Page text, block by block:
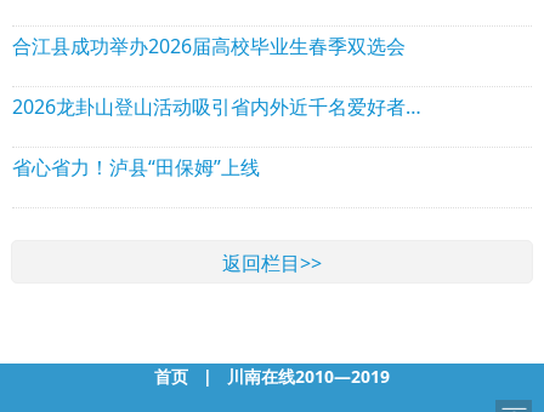
合江县成功举办2026届高校毕业生春季双选会
2026龙卦山登山活动吸引省内外近千名爱好者参与
省心省力！泸县“田保姆”上线
返回栏目>>
首页 | 川南在线2010—2019